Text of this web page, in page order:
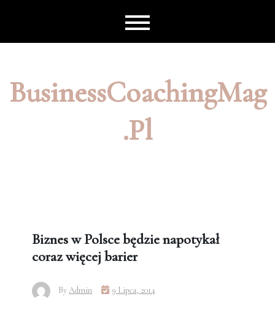
BusinessCoachingMag
.pl
Biznes w Polsce będzie napotykał
coraz więcej barier
ByAdmin 9 Lipca, 2014